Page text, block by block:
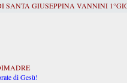
SANTA GIUSEPPINA VANNINI
di Gesù!